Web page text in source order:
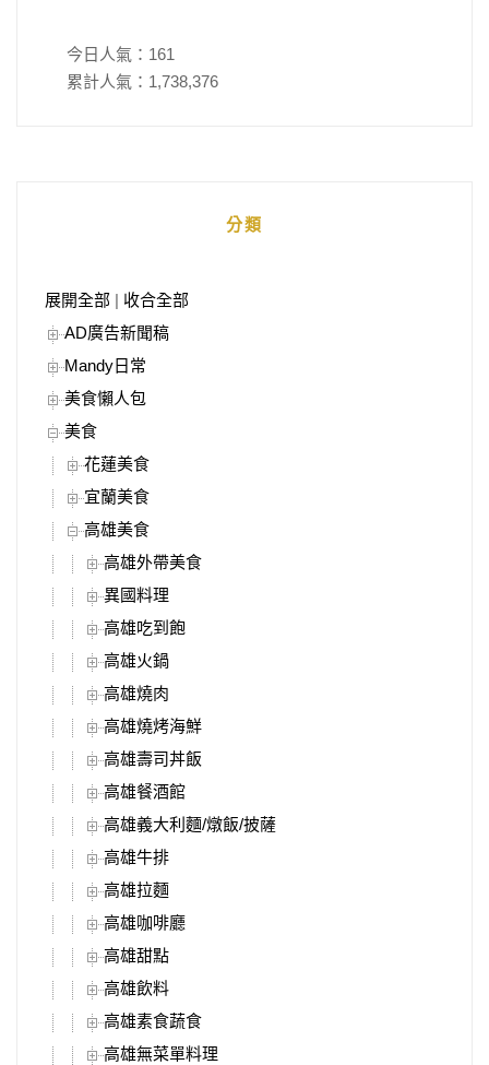
今日人氣： 161
累計人氣： 1,738,376
分類
展開全部
收合全部
AD廣告新聞稿
Mandy日常
美食懶人包
美食
花蓮美食
宜蘭美食
高雄美食
高雄外帶美食
異國料理
高雄吃到飽
高雄火鍋
高雄燒肉
高雄燒烤海鮮
高雄壽司丼飯
高雄餐酒館
高雄義大利麵/燉飯/披薩
高雄牛排
高雄拉麵
高雄咖啡廳
高雄甜點
高雄飲料
高雄素食蔬食
高雄無菜單料理